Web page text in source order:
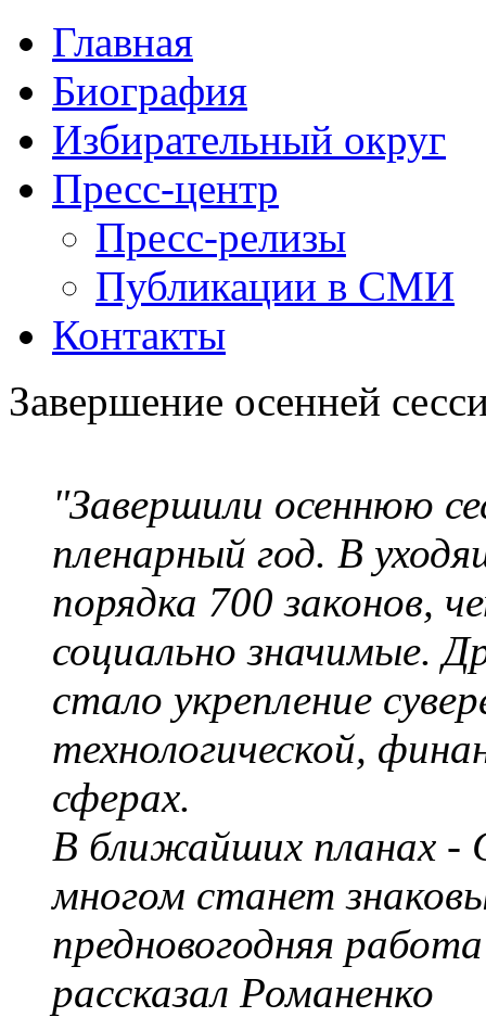
Главная
Биография
Избирательный округ
Пресс-центр
Пресс-релизы
Публикации в СМИ
Контакты
Завершение осенней
"Завершили осеннюю
пленарный год. В
порядка 700 законов,
социально значимые.
стало укрепление
технологической,
сферах.
В ближайших планах -
многом станет
предновогодняя
рассказал Романенко